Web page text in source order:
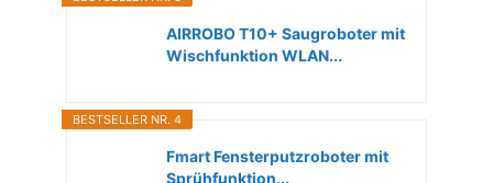
AIRROBO T10+ Saugroboter mit
Wischfunktion WLAN...
BESTSELLER NR. 4
Fmart Fensterputzroboter mit
Sprühfunktion...